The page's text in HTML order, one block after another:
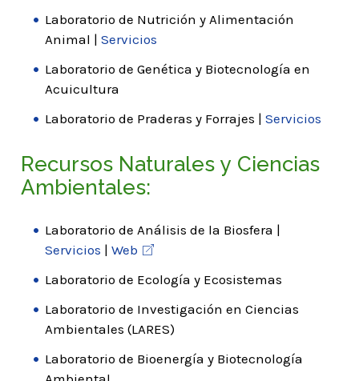
Laboratorio de Nutrición y Alimentación
Animal |Servicios
Laboratorio de Genética y Biotecnología en
Acuicultura
Laboratorio de Praderas y Forrajes |Servicios
Recursos Naturales y Ciencias
Ambientales:
Laboratorio de Análisis de la Biosfera |
Servicios |Web
Laboratorio de Ecología y Ecosistemas
Laboratorio de Investigación en Ciencias
Ambientales (LARES)
Laboratorio de Bioenergía y Biotecnología